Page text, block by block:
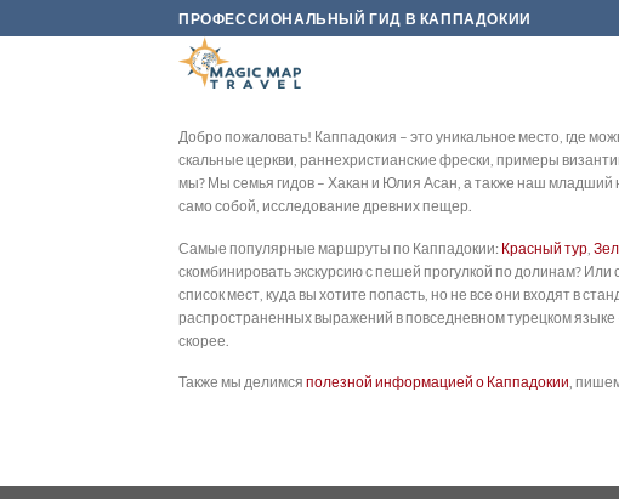
to
ПРОФЕССИОНАЛЬНЫЙ ГИД В КАППАДОКИИ
Добро пожаловать! Каппадокия – это уникальное место, где
скальные церкви, раннехристианские фрески, примеры
мы? Мы семья гидов – Хакан и Юлия Асан, а также наш младший
само собой, исследование древних пещер.
Самые популярные маршруты по Каппадокии: Красный тур
скомбинировать экскурсию с пешей прогулкой по долинам?
список мест, куда вы хотите попасть, но не все они входят в
распространенных выражений в повседневном турецком языке
скорее.
Также мы делимся полезной информацией о Каппадокии,